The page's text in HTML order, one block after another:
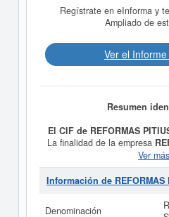
Regístrate en eInforma y
Ampliado de
Ver el
Resumen
El CIF de REFORMAS
La finalidad de la empresa
es 1.- LA ADQUISICION Y
PARCELACION,
EDIFICACION,
INFRAESTRUCTURAS Y
CLASE DE BIENES
Ver
Información de REFORMAS
Denominación